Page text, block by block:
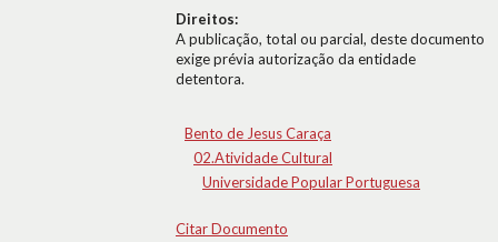
Direitos:
A publicação, total ou parcial, deste documento
exige prévia autorização da entidade
detentora.
Bento de Jesus Caraça
02.Atividade Cultural
Universidade Popular Portuguesa
Citar Documento